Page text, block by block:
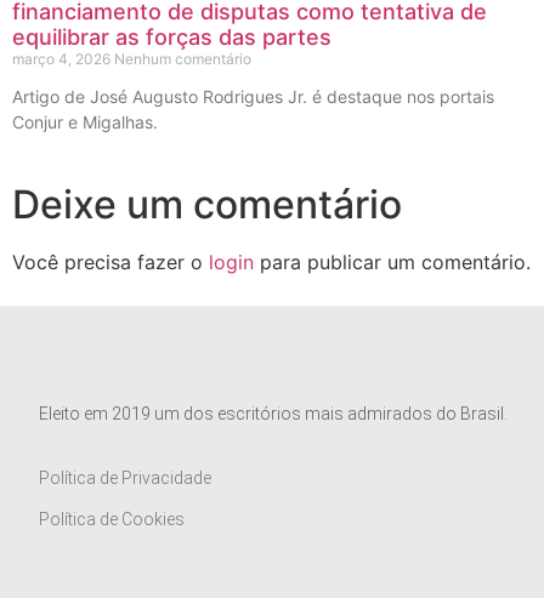
financiamento de disputas como tentativa de
equilibrar as forças das partes
março 4, 2026 Nenhum comentário
Artigo de José Augusto Rodrigues Jr. é destaque nos portais
Conjur e Migalhas.
Deixe um comentário
Você precisa fazer o login para publicar um comentário.
Eleito em 2019 um dos escritórios mais admirados do Brasil.
Política de Privacidade
Política de Cookies